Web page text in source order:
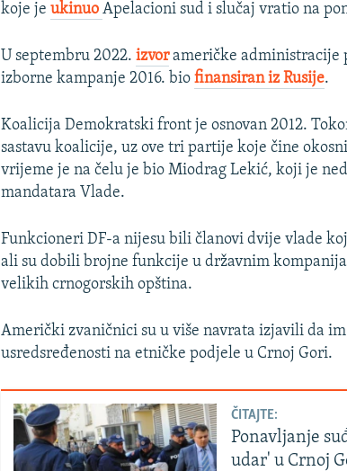
koje jeukinuoApelacioni sud i slučaj vratio na
U septembru 2022.izvor američke administracije
izborne kampanje 2016. biofinansiran iz Rusije.
Koalicija Demokratski front je osnovan 2012.
sastavu koalicije, uz ove tri partije koje čine
vrijeme je na čelu je bio Miodrag Lekić, koji je
mandatara Vlade.
Funkcioneri DF-a nijesu bili članovi dvije vlade
ali su dobili brojne funkcije u državnim
velikih crnogorskih opština.
Američki zvaničnici su u više navrata izjavili da
usredsređenosti na etničke podjele u Crnoj Gori.
ČITAJTE:
Ponavljanje
udar' u Crnoj